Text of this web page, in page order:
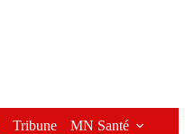
Tribune MN Santé